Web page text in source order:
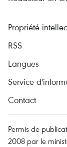
Propriété
RSS
Langues
Service
Contact
Permis de
2008 par le